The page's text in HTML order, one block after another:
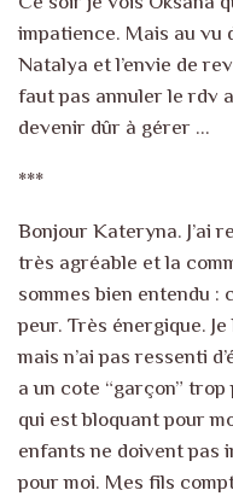
impatience. Mais au vu
Natalya et l’envie de
faut pas annuler le rdv
devenir dûr à gérer …
***
Bonjour Kateryna. J’ai
très agréable et la
sommes bien entendu :
peur. Très énergique.
mais n’ai pas ressenti
a un cote “garçon”
qui est bloquant pour
enfants ne doivent pas
pour moi. Mes fils